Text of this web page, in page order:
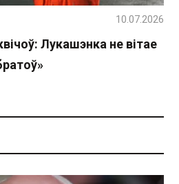
Лукашэнка не вітае
10.07.2026